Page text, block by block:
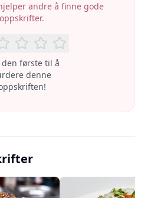
andre å finne gode
oppskrifter.
første til å
denne